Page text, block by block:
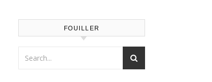
FOUILLER